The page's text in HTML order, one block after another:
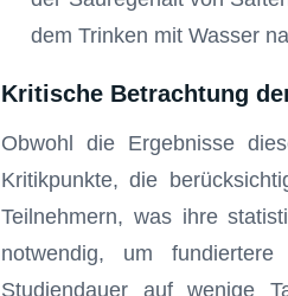
dem Trinken mit Wasser
Kritische Betrachtung
Obwohl die Ergebnisse
Kritikpunkte, die
Teilnehmern, was ihre
notwendig, um
Studiendauer auf wenige